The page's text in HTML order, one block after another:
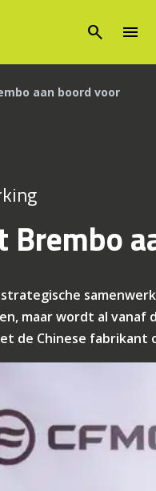
search menu
aan boord voor
Brembo
maar wordt al
de Chinese